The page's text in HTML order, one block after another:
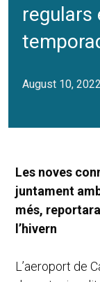
regulars
August 10, 2022
Les noves
juntament
més,
l’hivern
L’aeroport de